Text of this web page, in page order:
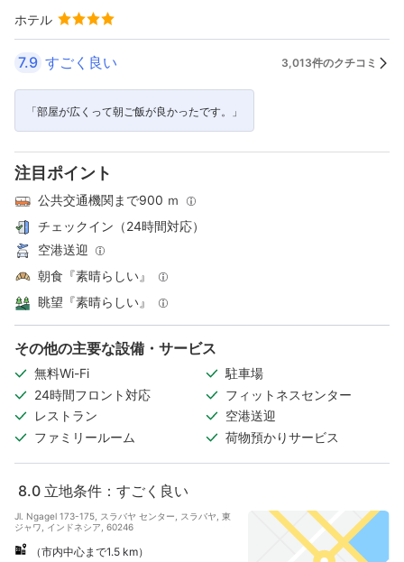
ホテル
7.9 すごく良い 3,013件のクチコミ
「部屋が広くって朝ご飯が良かったです。」
注目ポイント
公共交通機関まで900 ｍ
チェックイン（24時間対応）
空港送迎
朝食『素晴らしい』
眺望『素晴らしい』
その他の主要な設備・サービス
無料Wi-Fi
駐車場
24時間フロント対応
フィットネスセンター
レストラン
空港送迎
ファミリールーム
荷物預かりサービス
8.0 立地条件：すごく良い
Jl. Ngagel 173-175, スラバヤ センター, スラバヤ, 東
ジャワ, インドネシア, 60246
（市内中心まで1.5 km）